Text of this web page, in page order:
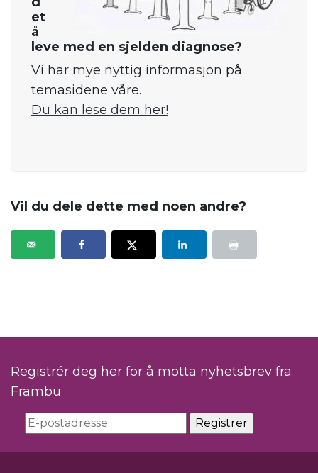
et
å
leve med en sjelden diagnose?
Vi har mye nyttig informasjon på
temasidene våre.
Du kan lese dem her!
Vil du dele dette med noen andre?
Registrér deg her for å motta nyhetsbrev fra
Frambu